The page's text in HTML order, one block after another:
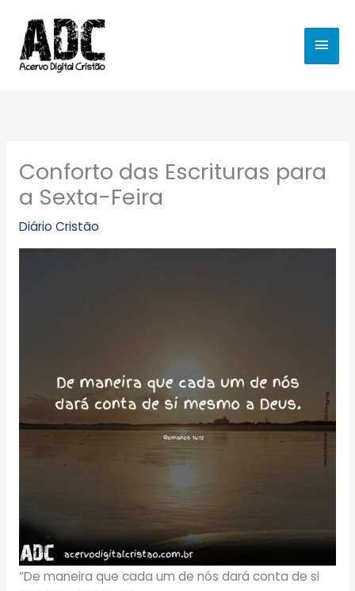
para
conteúdo
Conforto das Escrituras para
a Sexta-Feira
Diário Cristão
“De maneira que cada um de nós dará conta de si